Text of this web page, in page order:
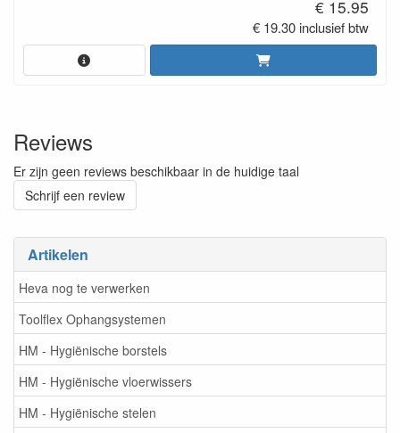
Artikelen
Heva nog te verwerken
Toolflex Ophangsystemen
HM - Hygiënische borstels
HM - Hygiënische vloerwissers
HM - Hygiënische stelen
€ 15.95
€ 19.30 inclusief btw
Reviews
Er zijn geen reviews beschikbaar in de huidige taal
Schrijf een review